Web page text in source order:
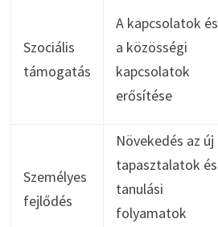
Szociális
támogatás
A kapcsolatok és
a közösségi
kapcsolatok
erősítése
Személyes
fejlődés
Növekedés az új
tapasztalatok és
tanulási
folyamatok